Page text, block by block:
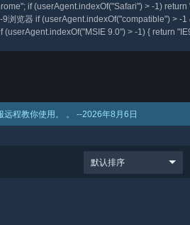
if (userAgent.indexOf("Safari") > -1)
览器 if (userAgent.indexOf("compatible") >
9.0") > -1) { return
程教你使用。 。 --2026年8月6日